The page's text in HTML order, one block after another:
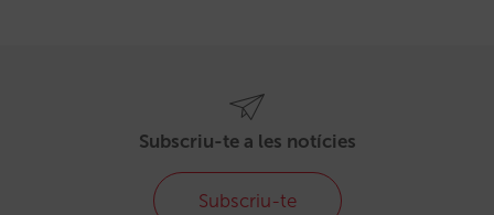
Subscriu-te a les notícies
Subscriu-te